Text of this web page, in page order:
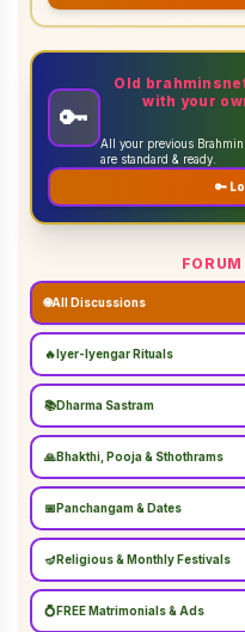
🔑
Old
with your
All your previous
are standard & ready.
🔑
🌐All Discussions
🔥 Iyer-Iyengar Rituals
📚Dharma Sastram
🙏Bhakthi, Pooja & Sthothrams
📅 Panchangam & Dates
🪔 Religious & Monthly Festivals
💍 FREE Matrimonials & Ads